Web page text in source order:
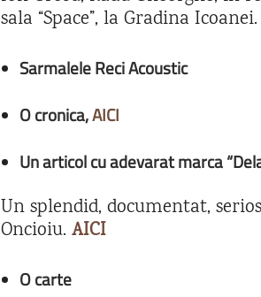
sala “Space”, la Gradina Icoanei.
Sarmalele Reci Acoustic
O cronica,AICI
Un articol cu adevarat marca
Un splendid, documentat,
Oncioiu. AICI
O carte